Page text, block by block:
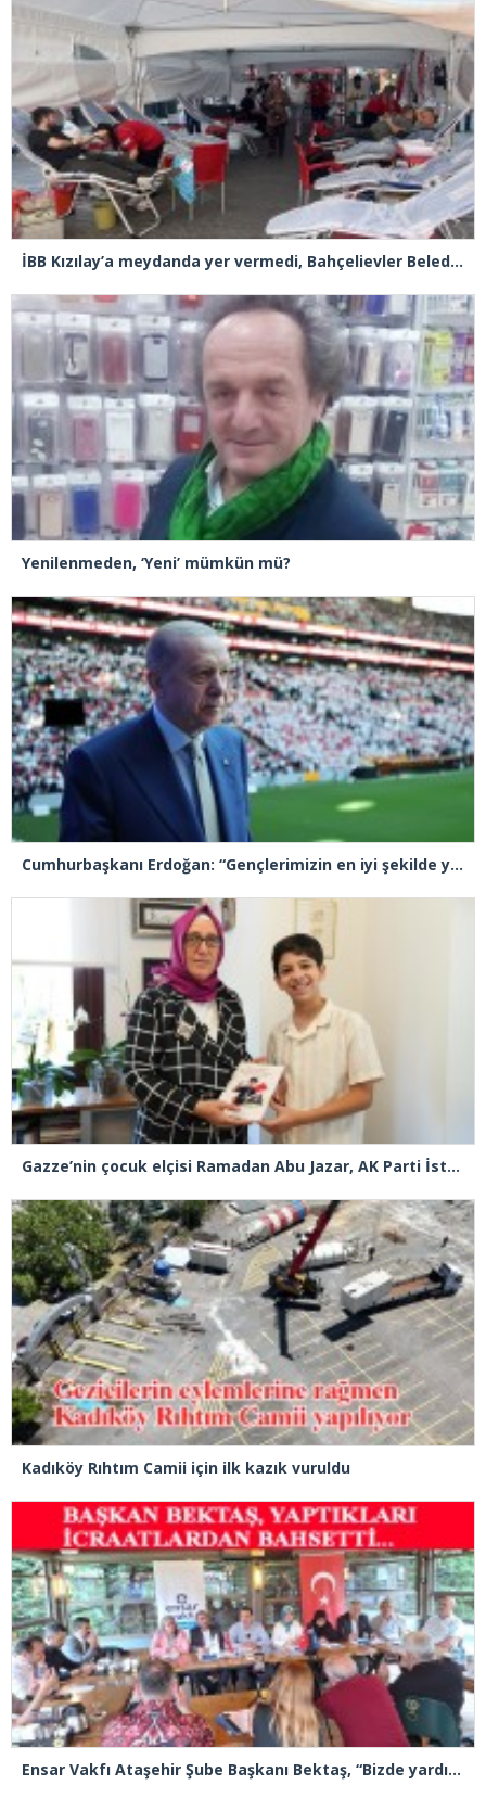
İBB Kızılay’a meydanda yer vermedi, Bahçelievler Belediyesi sahip çıktı
Yenilenmeden, ‘Yeni’ mümkün mü?
Cumhurbaşkanı Erdoğan: “Gençlerimizin en iyi şekilde yetişmeniz için tüm gücümüzle çalışıyoruz”
Gazze’nin çocuk elçisi Ramadan Abu Jazar, AK Parti İstanbul İl Başkanlığını ziyaret etti
Kadıköy Rıhtım Camii için ilk kazık vuruldu
Ensar Vakfı Ataşehir Şube Başkanı Bektaş, “Bizde yardım kelimesi yok, bizde paylaşmak ve hediyeleşmek var”